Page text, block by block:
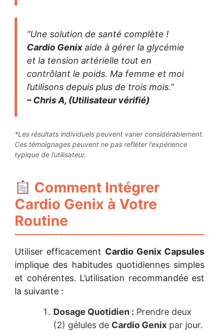
“Une solution de santé complète !
Cardio Genixaide à gérer la glycémie
et la tension artérielle tout en
contrôlant le poids. Ma femme et moi
l’utilisons depuis plus de trois mois.”
– Chris A, (Utilisateur vérifié)
*Les résultats individuels peuvent varier considérablement.
Ces témoignages peuvent ne pas refléter l’expérience
typique de l’utilisateur.
Comment Intégrer
Cardio Genix à Votre
Routine
Utiliser efficacement Cardio Genix Capsules
implique des habitudes quotidiennes simples
et cohérentes. L’utilisation recommandée est
la suivante :
Dosage Quotidien : Prendre deux
(2) gélules de Cardio Genix par jour.